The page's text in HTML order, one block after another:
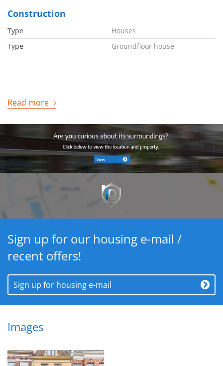
Construction
Type
Houses
Type
Groundfloor house
Read more
Sign up for our housing e-mail /
recent offers!
Sign up for housing e-mail
Images